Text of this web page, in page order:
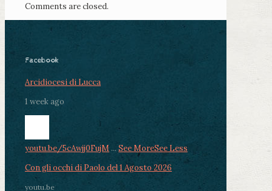
Comments are closed.
Facebook
Arcidiocesi di Lucca
1 week ago
youtu.be/5cAwjj0FujM ... See MoreSee Less
Con gli occhi di Paolo del 1 Agosto 2026
youtu.be